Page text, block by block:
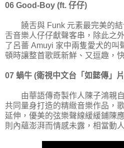
06 Good-Boy (ft. 仔仔)
饒舌與 Funk 元素最完美的結
舌音樂人仔仔獻聲客串，除此之
了呂薔 Amuyi 家中兩隻愛犬的叫
頓時讓整首歌既新鮮、又逗趣，
07 蝸牛 (衛視中文台「如懿傳」
由華語傳奇製作人陳子鴻親自
共同量身打造的精緻音樂作品，
延伸，優美的弦樂聲線緩緩鋪陳
則內蘊澎湃而情感未露，相當動